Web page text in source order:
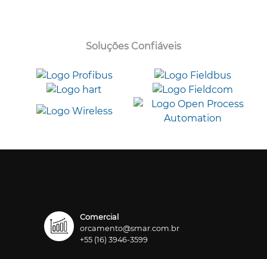
Soluções Confiáveis
Comercial
orcamento@smar.com.br
+55 (16) 3946-3599